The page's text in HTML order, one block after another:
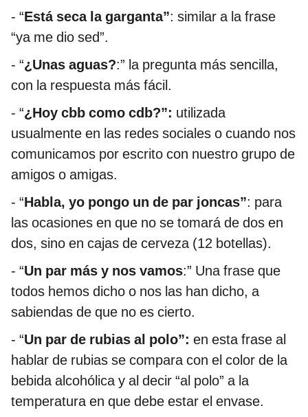
- “Está seca la garganta”: similar a la frase
“ya me dio sed”.
- “¿Unas aguas?:” la pregunta más sencilla,
con la respuesta más fácil.
- “¿Hoy cbb como cdb?”: utilizada
usualmente en las redes sociales o cuando nos
comunicamos por escrito con nuestro grupo de
amigos o amigas.
- “Habla, yo pongo un de par joncas”: para
las ocasiones en que no se tomará de dos en
dos, sino en cajas de cerveza (12 botellas).
- “Un par más y nos vamos:” Una frase que
todos hemos dicho o nos las han dicho, a
sabiendas de que no es cierto.
- “Un par de rubias al polo”: en esta frase al
hablar de rubias se compara con el color de la
bebida alcohólica y al decir “al polo” a la
temperatura en que debe estar el envase.